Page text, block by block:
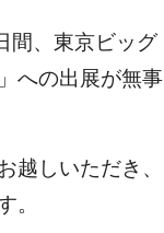
間、東京ビッグ
への出展が無事
しいただき、